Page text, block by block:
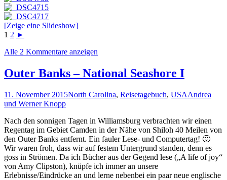
[Zeige eine Slideshow]
1 2 ►
Alle 2 Kommentare anzeigen
Outer Banks – National Seashore I
11. November 2015North Carolina, Reisetagebuch, USAAndrea
und Werner Knopp
Nach den sonnigen Tagen in Williamsburg verbrachten wir einen
Regentag im Gebiet Camden in der Nähe von Shiloh 40 Meilen von
den Outer Banks entfernt. Ein fauler Lese- und Computertag! 🙂
Wir waren froh, dass wir auf festem Untergrund standen, denn es
goss in Strömen. Da ich Bücher aus der Gegend lese („A life of joy“
von Amy Clipston), knüpfe ich immer an unsere
Erlebnisse/Eindrücke an und lerne nebenbei ein paar neue englische